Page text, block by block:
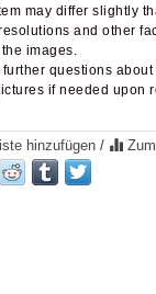
may differ slightly
and other
images.
further questions
if needed upon
hinzufügen / Zum